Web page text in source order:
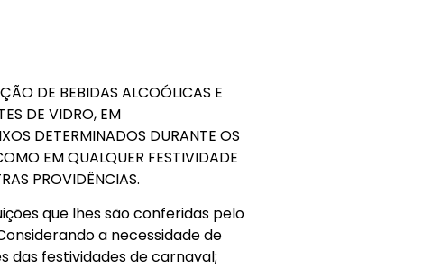
DE BEBIDAS ALCOÓLICAS E
DE VIDRO, EM
DETERMINADOS DURANTE OS
EM QUALQUER FESTIVIDADE
PROVIDÊNCIAS.
que lhes são conferidas pelo
a necessidade de
das festividades de carnaval;